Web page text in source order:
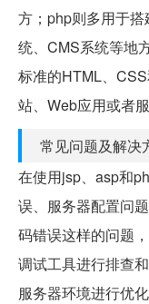
方；php则多用于
统、CMS系统等地
标准的HTML、
站、Web应用或者服
常见问题及解决
在使用jsp、asp和
误、服务器配置问
码错误这样的问题
调试工具进行排查
服务器环境进行优